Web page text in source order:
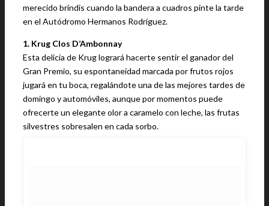
merecido brindis cuando la bandera a cuadros pinte la tarde
en el Autódromo Hermanos Rodríguez.
1. Krug Clos D’Ambonnay
Esta delicia de Krug logrará hacerte sentir el ganador del
Gran Premio, su espontaneidad marcada por frutos rojos
jugará en tu boca, regalándote una de las mejores tardes de
domingo y automóviles, aunque por momentos puede
ofrecerte un elegante olor a caramelo con leche, las frutas
silvestres sobresalen en cada sorbo.